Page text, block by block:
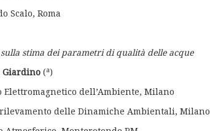
Scalo, Roma
stima dei parametri di qualità delle acque
Giardino (a)
dell’Ambiente, ­Milano
delle Dinamiche Ambientali, Milano